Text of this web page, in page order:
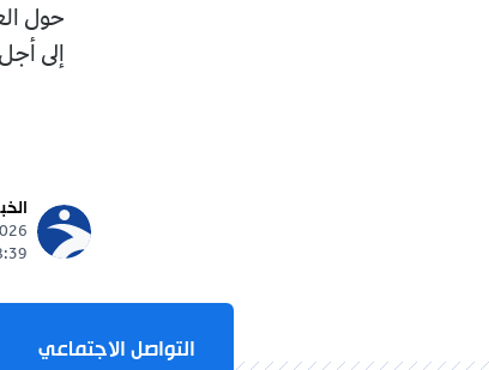
حول
إلى
التواصل الاجتماعي